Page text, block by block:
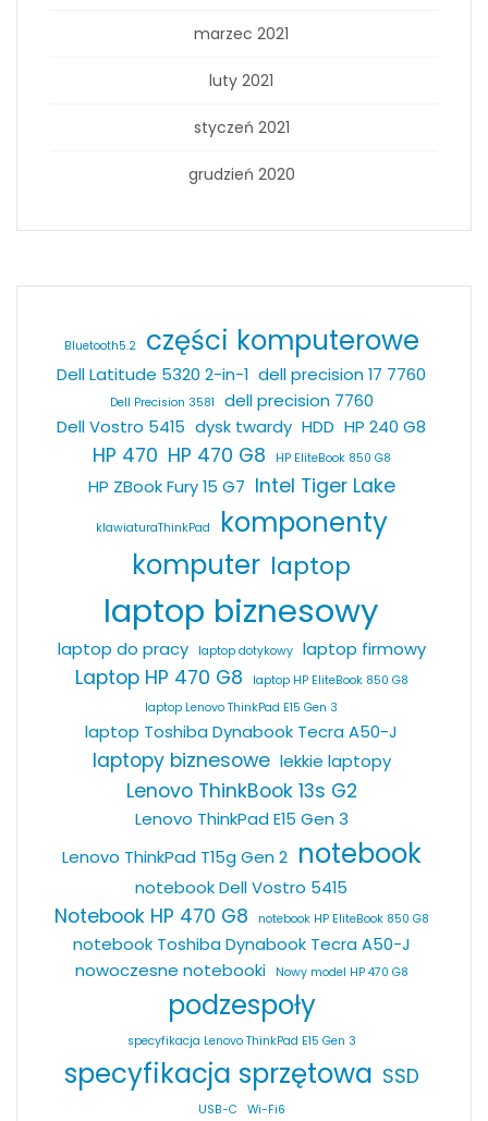
marzec 2021
luty 2021
styczeń 2021
grudzień 2020
Bluetooth5.2 części komputerowe
Dell Latitude 5320 2-in-1 dell precision 17 7760
Dell Precision 3581
dell precision 7760
Dell Vostro 5415 dysk twardy HDD HP 240 G8
HP 470 HP 470 G8 HP EliteBook 850 G8
HP ZBook Fury 15 G7 Intel Tiger Lake
klawiaturaThinkPad
komponenty
komputer laptop
laptop biznesowy
laptop do pracy laptop dotykowy laptop firmowy
Laptop HP 470 G8
laptop HP EliteBook 850 G8
laptop Lenovo ThinkPad E15 Gen 3
laptop Toshiba Dynabook Tecra A50-J
laptopy biznesowe lekkie laptopy
Lenovo ThinkBook 13s G2
Lenovo ThinkPad E15 Gen 3
Lenovo ThinkPad T15g Gen 2 notebook
notebook Dell Vostro 5415
Notebook HP 470 G8 notebook HP EliteBook 850 G8
notebook Toshiba Dynabook Tecra A50-J
nowoczesne notebooki
Nowy model HP 470 G8
podzespoły
specyfikacja Lenovo ThinkPad E15 Gen 3
specyfikacja sprzętowa SSD
USB-C Wi-Fi6